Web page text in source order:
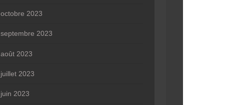
octobre 2023
septembre 2023
août 2023
juillet 2023
juin 2023